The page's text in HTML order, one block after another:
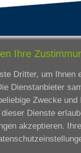
Ihre
Dritter, um Ihnen
Dienstanbieter
Zwecke und
Dienste
akzeptieren.